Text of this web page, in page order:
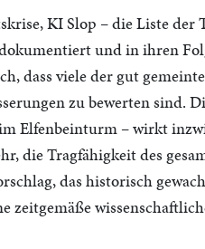
KI Slop – die Liste der
und in ihren
dass viele der gut
zu bewerten sind.
Elfenbeinturm – wirkt
die Tragfähigkeit des
das historisch
zeitgemäße